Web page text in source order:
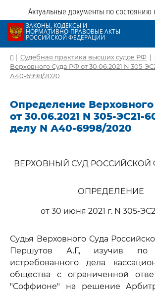
Актуальные документы по состоянию
ЗАКОНЫ, КОДЕКСЫ И
НОРМАТИВНО-ПРАВОВЫЕ АКТЫ
РОССИЙСКОЙ ФЕДЕРАЦИИ
| Судебная практика высших судов РФ |
Верховного Суда РФ от 30.06.2021 N 305-
А40-6998/2020
Определение
от 30.06.2021 N 305-ЭС21-
делу N А40-6998/2020
ВЕРХОВНЫЙ СУД РОССИЙСКОЙ
ОПРЕДЕЛЕНИЕ
от 30 июня 2021 г. N 305-
Судья Верховного Суда
Першутов А.Г., изучив по
истребованного дела
общества с ограниченной
"Соффионе" на решение